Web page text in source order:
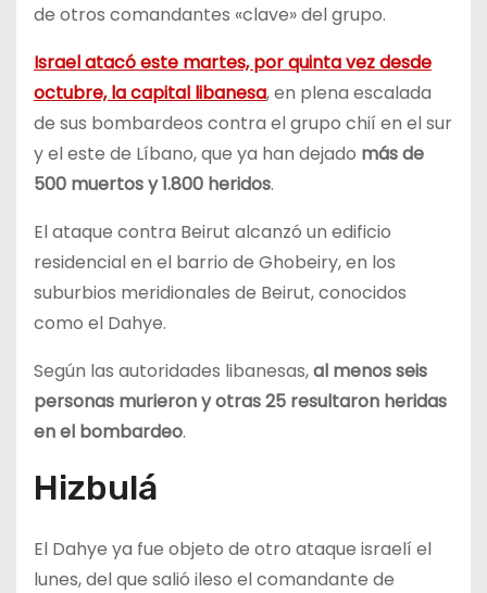
de otros comandantes «clave» del grupo.
Israel atacó este martes, por quinta vez desde
octubre, la capital libanesa, en plena escalada
de sus bombardeos contra el grupo chií en el sur
y el este de Líbano, que ya han dejado más de
500 muertos y 1.800 heridos.
El ataque contra Beirut alcanzó un edificio
residencial en el barrio de Ghobeiry, en los
suburbios meridionales de Beirut, conocidos
como el Dahye.
Según las autoridades libanesas,al menos seis
personas murieron y otras 25 resultaron heridas
en el bombardeo.
Hizbulá
El Dahye ya fue objeto de otro ataque israelí el
lunes, del que salió ileso el comandante de